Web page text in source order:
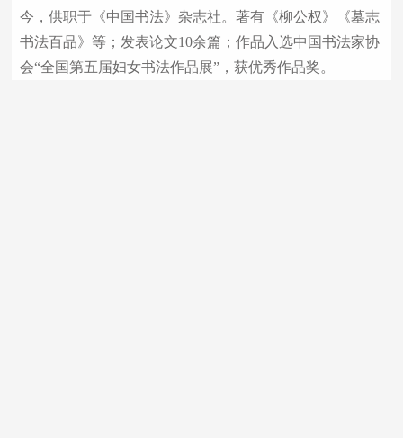
今，供职于《中国书法》杂志社。著有《柳公权》《墓志
书法百品》等；发表论文10余篇；作品入选中国书法家协
会“全国第五届妇女书法作品展”，获优秀作品奖。